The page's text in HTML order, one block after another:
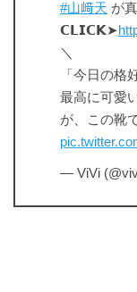
#山﨑天 が
𝗖𝗟𝗜𝗖𝗞➤
＼
「今日の格
最高に可愛
が、この靴
— ViVi